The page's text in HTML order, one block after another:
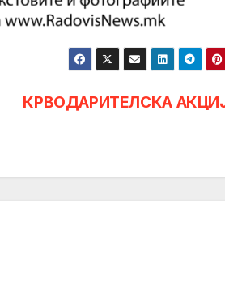
КРВОДАРИТЕЛСКА